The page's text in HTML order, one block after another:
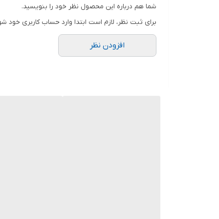
شما هم درباره این محصول نظر خود را بنویسید.
برای ثبت نظر، لازم است ابتدا وارد حساب کاربری خود
افزودن نظر